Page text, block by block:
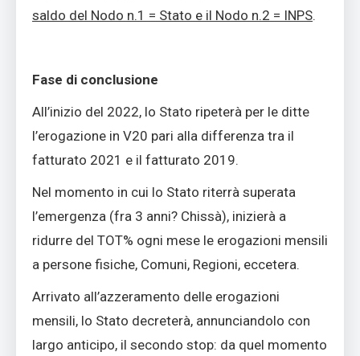
saldo del Nodo n.1 = Stato e il Nodo n.2 = INPS.
Fase di conclusione
All’inizio del 2022, lo Stato ripeterà per le ditte
l’erogazione in V20 pari alla differenza tra il
fatturato 2021 e il fatturato 2019.
Nel momento in cui lo Stato riterrà superata
l’emergenza (fra 3 anni? Chissà), inizierà a
ridurre del TOT% ogni mese le erogazioni mensili
a persone fisiche, Comuni, Regioni, eccetera.
Arrivato all’azzeramento delle erogazioni
mensili, lo Stato decreterà, annunciandolo con
largo anticipo, il secondo stop: da quel momento